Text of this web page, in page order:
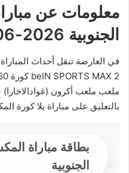
معلومات عن
الجنوبية 2026-06-19 يلا لايف
في العارضة تنقل أحداث
ملعب ملعب أكرون
بالتعليق على مباراة يلا كورة
الجنوبية